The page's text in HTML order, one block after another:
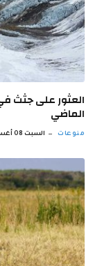
الماضي
منوعات السبت 08 أغسطس 12:56 م